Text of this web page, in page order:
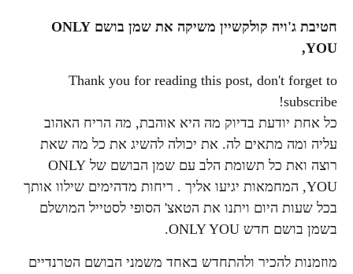
חטיבת ג'ויה קולקשיין משיקה את שמן בושם ONLY
YOU,
Thank you for reading this post, don't forget to
subscribe!
כל אחת יודעת בדיוק מה היא אוהבת, מה הריח האהוב
עליה ומה מתאים לה. את יכולה להשיג את כל מה שאת
רוצה ואת כל תשומת הלב עם שמן הבושם של ONLY
YOU, המחמאות יגיעו אליך . ריחות מדהימים שילוו אותך
בכל שעות היום ויתנו את הטאצ' הסופי לסטייל המושלם
בשמן בושם חדש ONLY YOU.
מוזמנות להכיר ולהתחדש באחד משמני הבושם הטרנדיים